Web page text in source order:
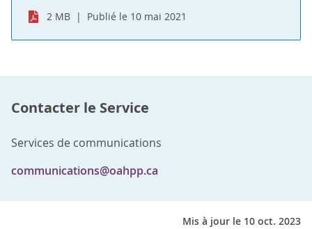
2 MB Publié le 10 mai 2021
Contacter le Service
Services de communications
communications@oahpp.ca
Mis à jour le 10 oct. 2023